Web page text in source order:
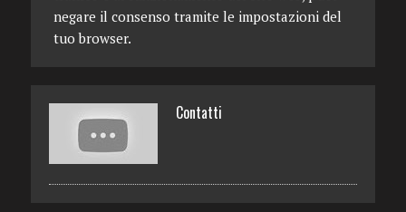
negare il consenso tramite le impostazioni del
tuo browser.
Contatti